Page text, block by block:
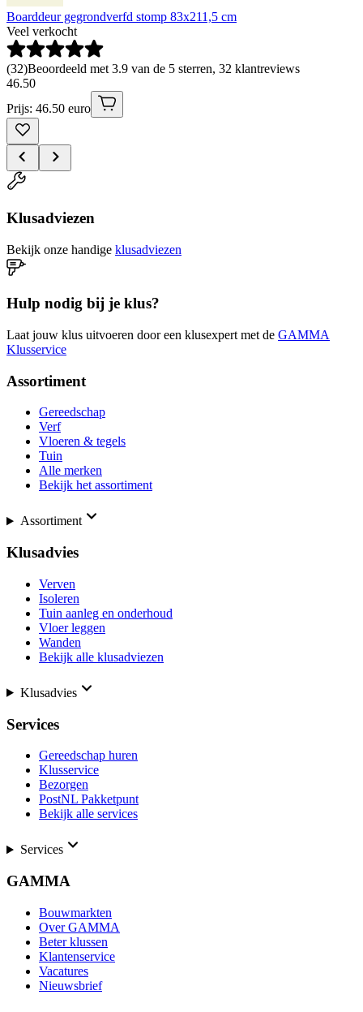
Boarddeur gegrondverfd stomp 83x211,5 cm
Veel verkocht
(32)Beoordeeld met 3.9 van de 5 sterren, 32 klantreviews
46.50
Prijs: 46.50 euro
Klusadviezen
Bekijk onze handige klusadviezen
Hulp nodig bij je klus?
Laat jouw klus uitvoeren door een klusexpert met de GAMMA
Klusservice
Assortiment
Gereedschap
Verf
Vloeren & tegels
Tuin
Alle merken
Bekijk het assortiment
Assortiment
Klusadvies
Verven
Isoleren
Tuin aanleg en onderhoud
Vloer leggen
Wanden
Bekijk alle klusadviezen
Klusadvies
Services
Gereedschap huren
Klusservice
Bezorgen
PostNL Pakketpunt
Bekijk alle services
Services
GAMMA
Bouwmarkten
Over GAMMA
Beter klussen
Klantenservice
Vacatures
Nieuwsbrief